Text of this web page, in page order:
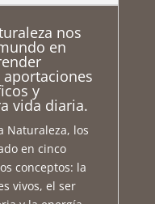
nos
en
y
vida diaria.
Naturaleza, los
en cinco
conceptos: la
vivos, el ser